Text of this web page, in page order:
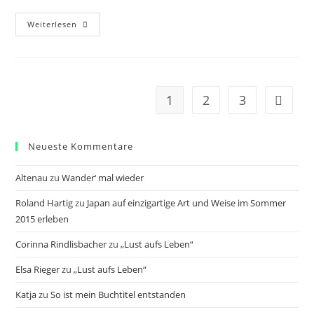
Weiterlesen Jeden
Tag
1 2 3 Zur
Neueste Kommentare
Altenau zuWander‘ mal wieder
Roland Hartigzu Japan auf einzigartige Art und Weise im Sommer
2015 erleben
Corinna Rindlisbacherzu„Lust aufs Leben“
Elsa Riegerzu„Lust aufs Leben“
KatjazuSo ist mein Buchtitel entstanden